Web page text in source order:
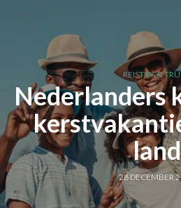
REISTIPS &
Nederlanders
land
28 DECEMBER